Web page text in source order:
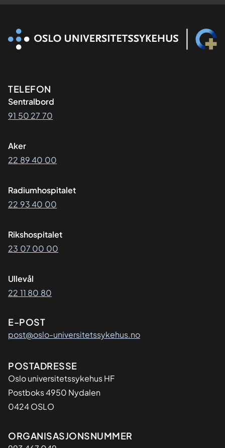
Kontaktinformasjon
TELEFON
Sentralbord
91 50 27 70
Aker
22 89 40 00
Radiumhospitalet
22 93 40 00
Rikshospitalet
23 07 00 00
Ullevål
22 11 80 80
E-POST
post@oslo-universitetssykehus.no
Adresse
POSTADRESSE
Oslo universitetssykehus HF
Postboks 4950 Nydalen
0424 OSLO
Organisasjon
ORGANISASJONSNUMMER